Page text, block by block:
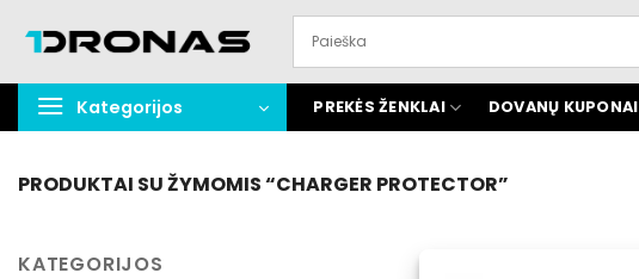
turinį
Kategorijos PREKĖS ŽENKLAI DOVANŲ KUPONAI
PRODUKTAI SU ŽYMOMIS “CHARGER PROTECTOR”
KATEGORIJOS